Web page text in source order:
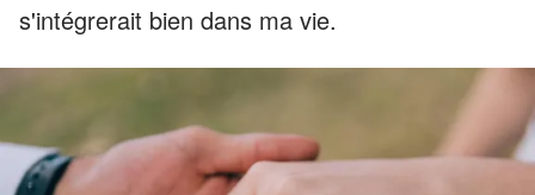
s'intégrerait bien dans ma vie.